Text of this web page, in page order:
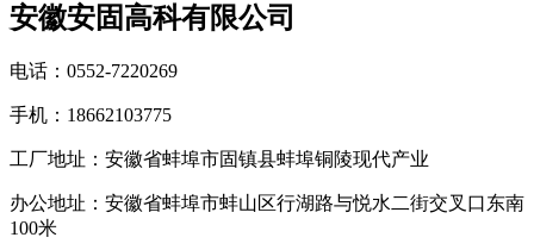
安徽安固高科有限公司
电话：0552-7220269
手机：18662103775
工厂地址：安徽省蚌埠市固镇县蚌埠铜陵现代产业
办公地址：安徽省蚌埠市蚌山区行湖路与悦水二街交叉口东南
100米